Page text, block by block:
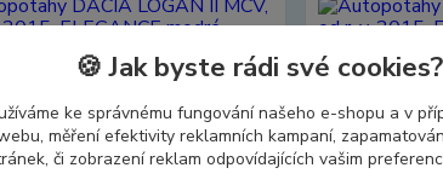
🍪 Jak byste rádi své cookies?
ke správnému fungování našeho e-shopu a v
měření efektivity reklamních kampaní,
či zobrazení reklam odpovídajících vašim